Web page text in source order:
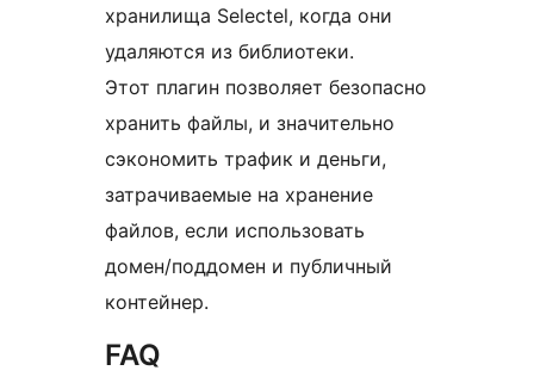
хранилища Selectel, когда они
удаляются из библиотеки.
Этот плагин позволяет безопасно
хранить файлы, и значительно
сэкономить трафик и деньги,
затрачиваемые на хранение
файлов, если использовать
домен/поддомен и публичный
контейнер.
FAQ